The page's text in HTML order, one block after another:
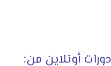
أونلاين من: